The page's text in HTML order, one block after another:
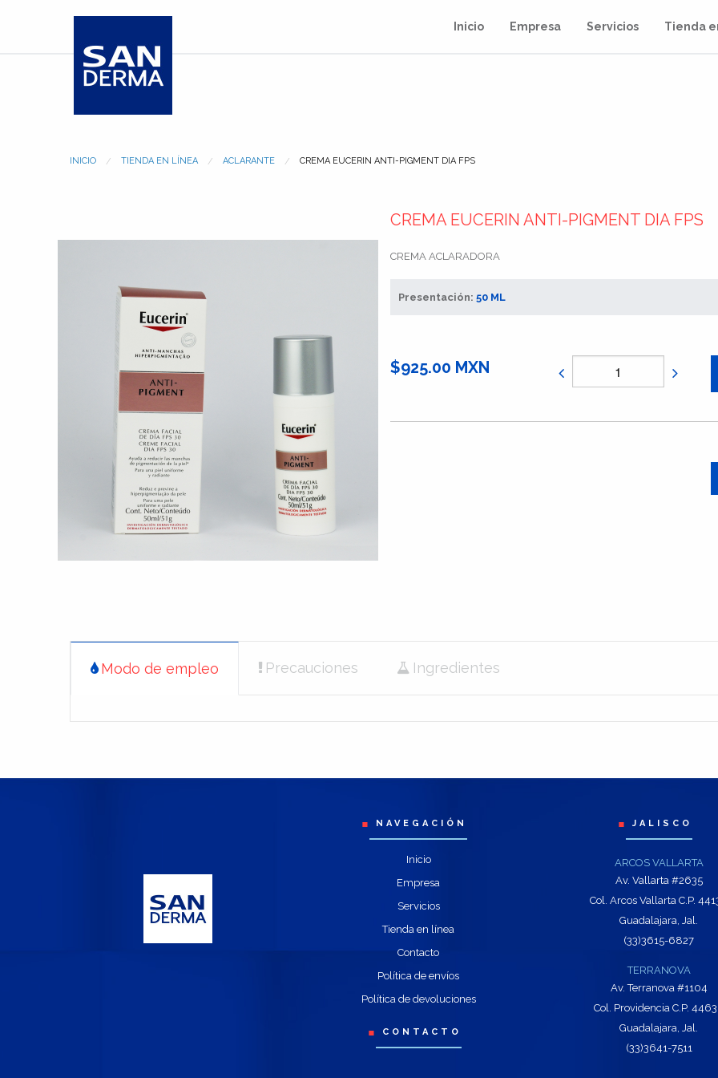
Inicio Empresa Servicios Tienda
INICIO TIENDA EN LÍNEA ACLARANTE CREMA EUCERIN ANTI-PIGMENT DIA FPS
CREMA EUCERIN ANTI-PIGMENT DIA FPS
CREMA ACLARADORA
Presentación: 50 ML
$925.00 MXN
Modo de empleo Precauciones Ingredientes
NAVEGACIÓN
Inicio
Empresa
Servicios
Tienda en línea
Contacto
Política de envíos
Política de devoluciones
CONTACTO
JALISCO
ARCOS VALLARTA
Av. Vallarta #2635
Col. Arcos Vallarta C.P.
Guadalajara, Jal.
(33)3615-6827
TERRANOVA
Av. Terranova #1104
Col. Providencia C.P.
Guadalajara, Jal.
(33)3641-7511